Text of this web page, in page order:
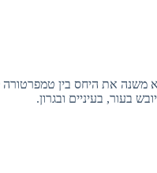
משנה את היחס בין טמפרטורה
בעור, בעיניים ובגרון.